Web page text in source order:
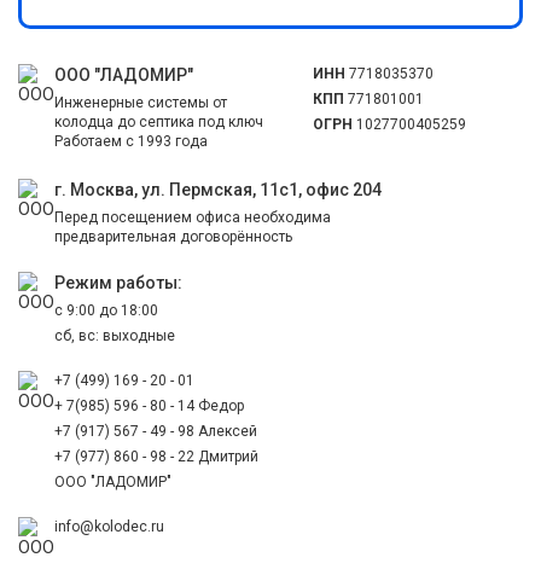
ООО "ЛАДОМИР"
Инженерные системы от
колодца до септика под ключ
Работаем с 1993 года
ИНН 7718035370
КПП 771801001
ОГРН 1027700405259
г. Москва, ул. Пермская, 11с1, офис 204
Перед посещением офиса необходима
предварительная договорённость
Режим работы:
с 9:00 до 18:00
сб, вс: выходные
+7 (499) 169 - 20 - 01
+ 7(985) 596 - 80 - 14 Федор
+7 (917) 567 - 49 - 98 Алексей
+7 (977) 860 - 98 - 22 Дмитрий
ООО "ЛАДОМИР"
info@kolodec.ru